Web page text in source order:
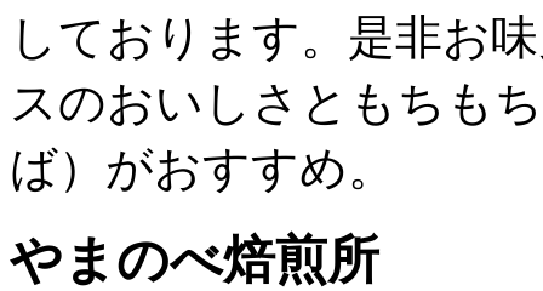
しております。是非お
スのおいしさともちも
ば）がおすすめ。
やまのべ焙煎所